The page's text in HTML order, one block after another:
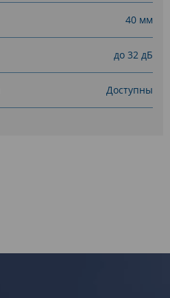
40 мм
до 32 дБ
Доступны